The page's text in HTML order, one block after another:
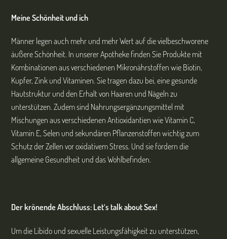
Meine Schönheit und ich
Männer legen auch mehr und mehr Wert auf die vielbeschworene
äußere Schönheit. In unserer Apotheke finden Sie Produkte mit
Kombinationen aus verschiedenen Mikronährstoffen wie Biotin,
Kupfer, Zink und Vitaminen. Sie tragen dazu bei, eine gesunde
Hautstruktur und den Erhalt von Haaren und Nägeln zu
unterstützen. Zudem sind Nahrungsergänzungsmittel mit
Mischungen aus verschiedenen Antioxidantien wie Vitamin C,
Vitamin E, Selen und sekundären Pflanzenstoffen wichtig zum
Schutz der Zellen vor oxidativem Stress. Und sie fördern die
allgemeine Gesundheit und das Wohlbefinden.
Der krönende Abschluss: Let‘s talk about Sex!
Um die Libido und sexuelle Leistungsfähigkeit zu unterstützen,